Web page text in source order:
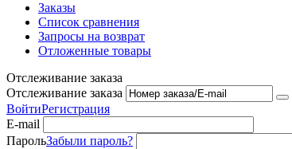
Заказы
Список сравнения
Запросы на возврат
Отложенные товары
Отслеживание заказа
Отслеживание заказа
ВойтиРегистрация
E-mail
ПарольЗабыли пароль?